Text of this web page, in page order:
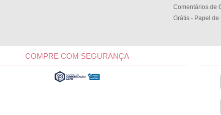
Comentários de
Grátis - Papel de
COMPRE COM SEGURANÇA